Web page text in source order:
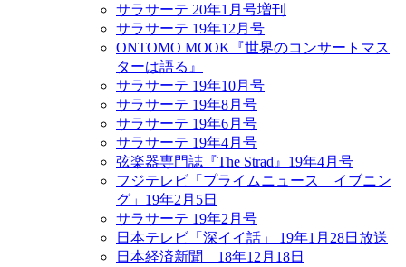
サラサーテ 20年1月号増刊
サラサーテ 19年12月号
ONTOMO MOOK『世界のコンサートマス
ターは語る』
サラサーテ 19年10月号
サラサーテ 19年8月号
サラサーテ 19年6月号
サラサーテ 19年4月号
弦楽器専門誌『The Strad』19年4月号
フジテレビ「プライムニュース イブニン
グ」19年2月5日
サラサーテ 19年2月号
日本テレビ「深イイ話」 19年1月28日放送
日本経済新聞 18年12月18日